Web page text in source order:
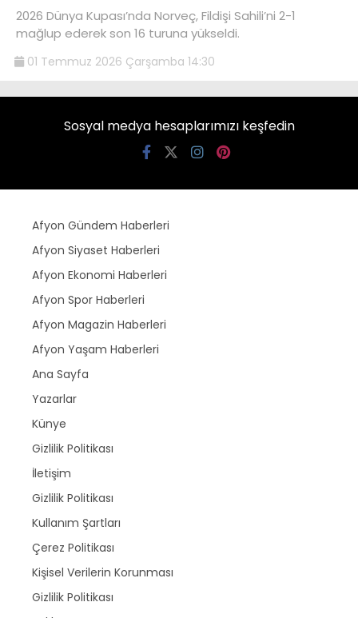
2026 Dünya Kupası’nda Norveç, Fildişi Sahili’ni 2-1
mağlup ederek son 16 turuna yükseldi.
01 Temmuz 2026 Çarşamba 14:30
Sosyal medya hesaplarımızı keşfedin
Afyon Gündem Haberleri
Afyon Siyaset Haberleri
Afyon Ekonomi Haberleri
Afyon Spor Haberleri
Afyon Magazin Haberleri
Afyon Yaşam Haberleri
Ana Sayfa
Yazarlar
Künye
Gizlilik Politikası
İletişim
Gizlilik Politikası
Kullanım Şartları
Çerez Politikası
Kişisel Verilerin Korunması
Gizlilik Politikası